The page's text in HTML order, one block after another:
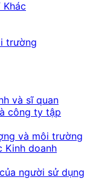
trường
và sĩ quan
công ty tập
và môi trường
Kinh doanh
người sử dụng